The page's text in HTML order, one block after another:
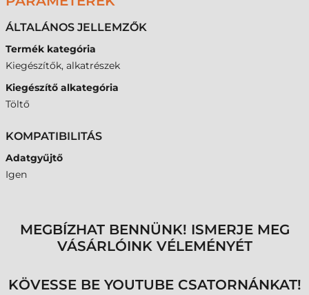
ÁLTALÁNOS JELLEMZŐK
Termék kategória
Kiegészítők, alkatrészek
Kiegészítő alkategória
Töltő
KOMPATIBILITÁS
Adatgyűjtő
Igen
MEGBÍZHAT BENNÜNK! ISMERJE MEG
VÁSÁRLÓINK VÉLEMÉNYÉT
KÖVESSE BE YOUTUBE CSATORNÁNKAT!